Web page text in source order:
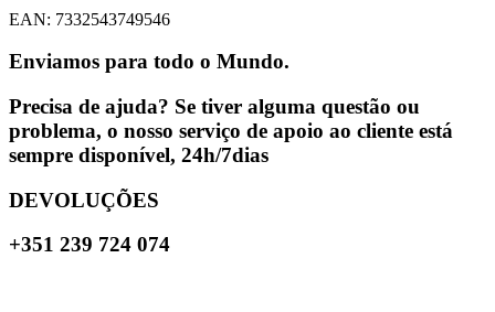
EAN: 7332543749546
Enviamos para todo o Mundo.
Precisa de ajuda? Se tiver alguma questão ou
problema, o nosso serviço de apoio ao cliente está
sempre disponível, 24h/7dias
DEVOLUÇÕES
+351 239 724 074